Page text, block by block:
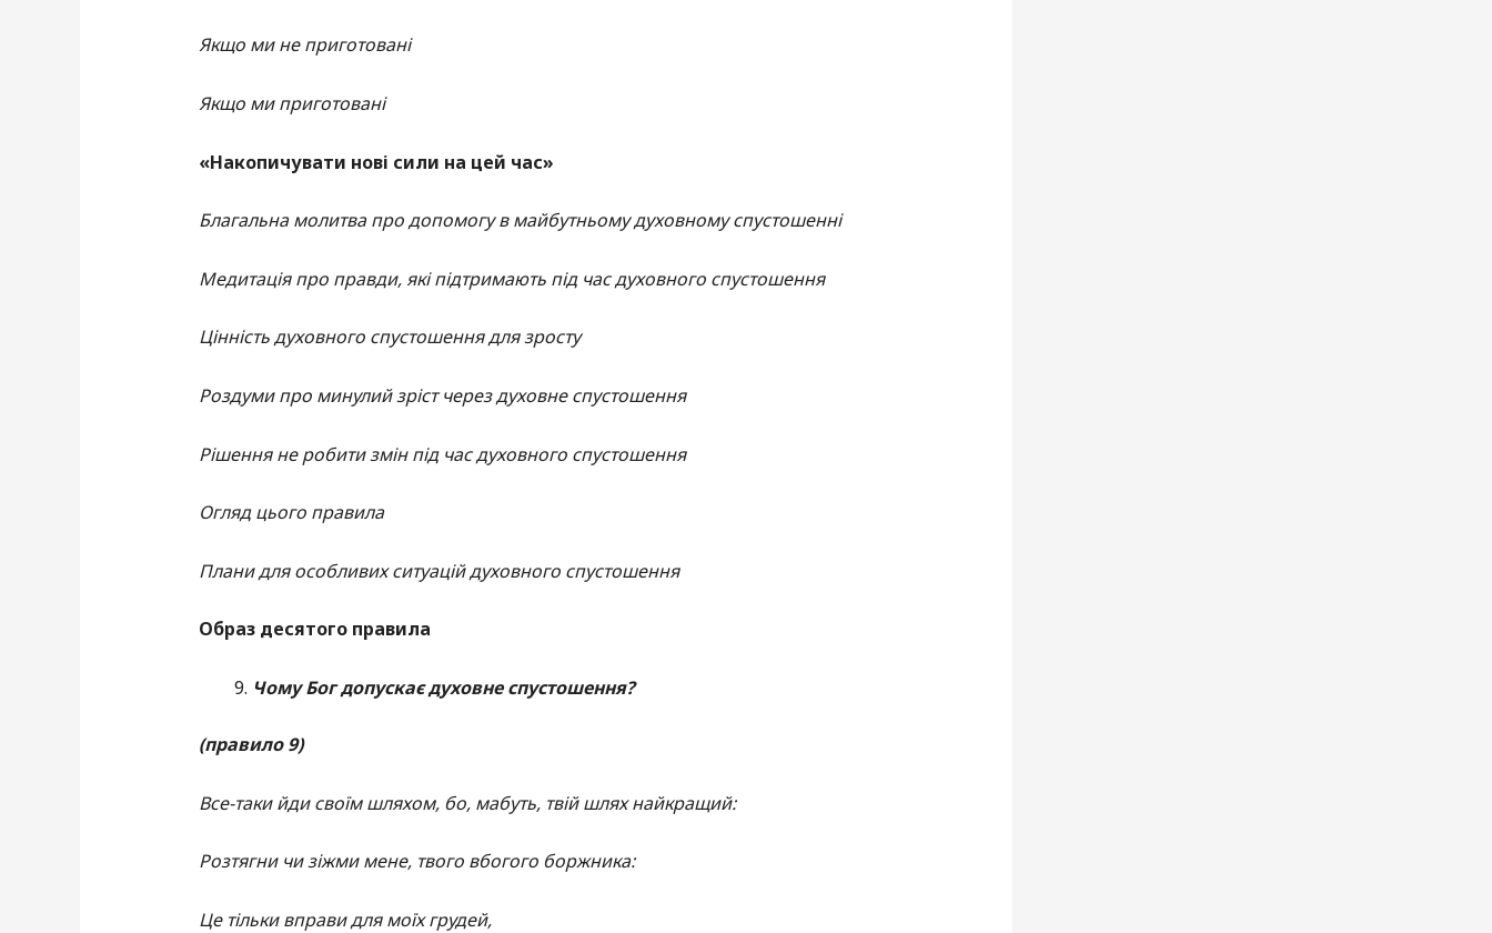
Якщо ми не приготовані
Якщо ми приготовані
«Накопичувати нові сили на цей час»
Благальна молитва про допомогу в майбутньому духовному спустошенні
Медитація про правди, які підтримають під час духовного спустошення
Цінність духовного спустошення для зросту
Роздуми про минулий зріст через духовне спустошення
Рішення не робити змін під час духовного спустошення
Огляд цього правила
Плани для особливих ситуацій духовного спустошення
Образ десятого правила
Чому Бог допускає духовне спустошення?
(правило 9)
Все-таки йди своїм шляхом, бо, мабуть, твій шлях найкращий:
Розтягни чи зіжми мене, твого вбогого боржника:
Це тільки вправи для моїх грудей,